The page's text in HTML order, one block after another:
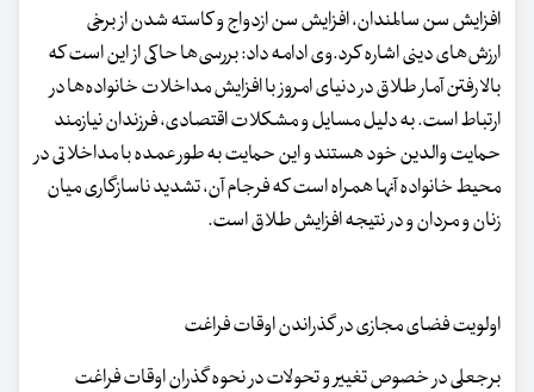
افزایش سن سالمندان، افزایش سن ازدواج و کاسته شدن از برخی
ارزش‌های دینی اشاره کرد.وی ادامه داد: بررسی‌ها حاکی از این است که
بالا رفتن آمار طلاق در دنیای امروز با افزایش مداخلات خانواده‌ها در
ارتباط است. به دلیل مسایل و مشکلات اقتصادی، فرزندان نیازمند
حمایت والدین خود هستند و این حمایت به طور عمده با مداخلاتی در
محیط خانواده آنها همراه است که فرجام آن، تشدید ناسازگاری میان
زنان و مردان و در نتیجه افزایش طلاق است.
اولویت فضای مجازی در گذراندن اوقات فراغت
برجعلی در خصوص تغییر و تحولات در نحوه گذران اوقات فراغت